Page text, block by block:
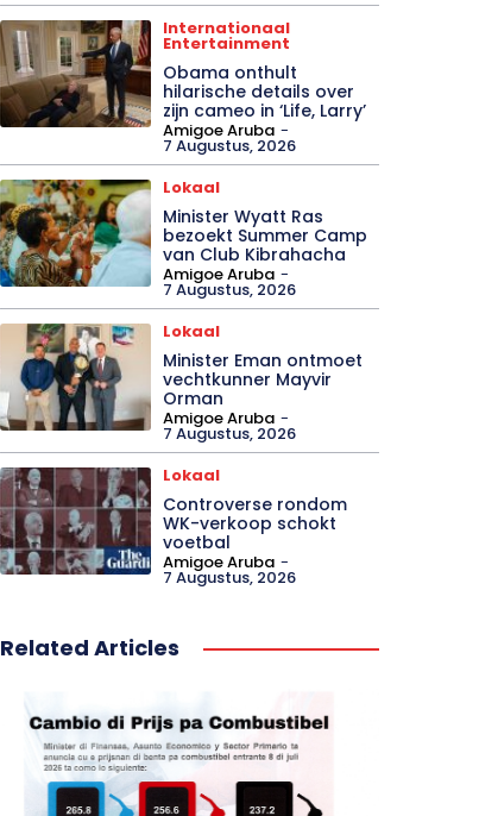
Internationaal
Entertainment
Obama onthult
hilarische details over
zijn cameo in ‘Life, Larry’
Amigoe Aruba -
7 Augustus, 2026
Lokaal
Minister Wyatt Ras
bezoekt Summer Camp
van Club Kibrahacha
Amigoe Aruba -
7 Augustus, 2026
Lokaal
Minister Eman ontmoet
vechtkunner Mayvir
Orman
Amigoe Aruba -
7 Augustus, 2026
Lokaal
Controverse rondom
WK-verkoop schokt
voetbal
Amigoe Aruba -
7 Augustus, 2026
Related Articles